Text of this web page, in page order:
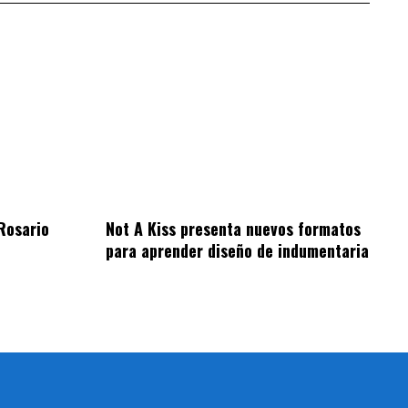
Not A Kiss presenta nuevos formatos
para aprender diseño de indumentaria